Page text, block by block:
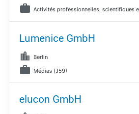
Activités professionnelles, scientifiques
Lumenice GmbH
Berlin
Médias (J59)
elucon GmbH